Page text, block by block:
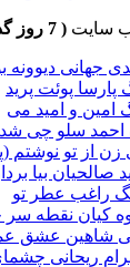
سایت( 7 روز گذشته )
جهانی دیوونه
پارسا پوئت پرید
امین و امید می
احمد سلو چی شد
زن از تو نوشتم
صالحیان بیا
راغب عطر تو
کیان نقطه
شاهین عشق
ریحانی